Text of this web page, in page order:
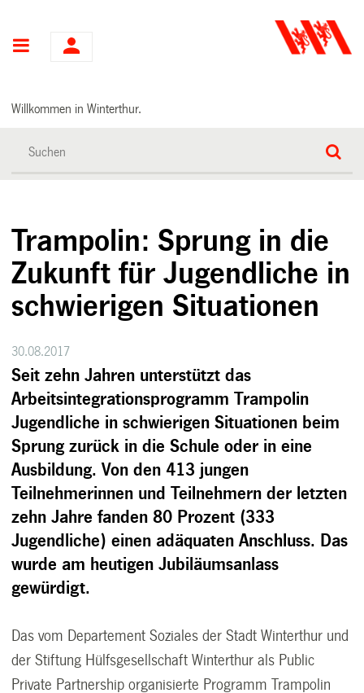
Hauptnavigation
Willkommen in Winterthur.
Trampolin: Sprung in die
Zukunft für Jugendliche in
schwierigen Situationen
30.08.2017
Seit zehn Jahren unterstützt das
Arbeitsintegrationsprogramm Trampolin
Jugendliche in schwierigen Situationen beim
Sprung zurück in die Schule oder in eine
Ausbildung. Von den 413 jungen
Teilnehmerinnen und Teilnehmern der letzten
zehn Jahre fanden 80 Prozent (333
Jugendliche) einen adäquaten Anschluss. Das
wurde am heutigen Jubiläumsanlass
gewürdigt.
Das vom Departement Soziales der Stadt Winterthur und
der Stiftung Hülfsgesellschaft Winterthur als Public
Private Partnership organisierte Programm Trampolin